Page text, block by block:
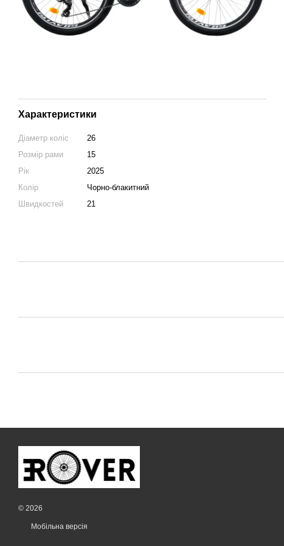
Характеристики
Діаметр коліс
26
Розмір рами
15
Рік
2025
Колір
Чорно-блакитний
Швидкостей
21
© 2026
Мобільна версія